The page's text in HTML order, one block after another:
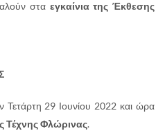
στα εγκαίνια της Έκθεσης
29 Ιουνίου 2022 και ώρα
Τέχνης Φλώρινας.